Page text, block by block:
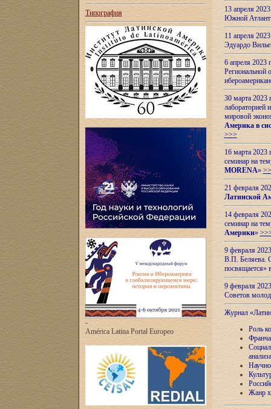
Типография
-
América Latina Portal Europeo
13 апреля
Южной
11 апреля
Эдуардо
6 апреля
Региональной
30 марта 2023
лабораторией
мировой
Америка в
>>>
16 марта 2023
семинар на
MORENA»
21 февраля
Латинской
14 февраля
семинар на
Америки»
9 февраля
В.П. Беляева.
посвящается»
9 февраля
Советов
Журнал
Роль
анализа
Жанр